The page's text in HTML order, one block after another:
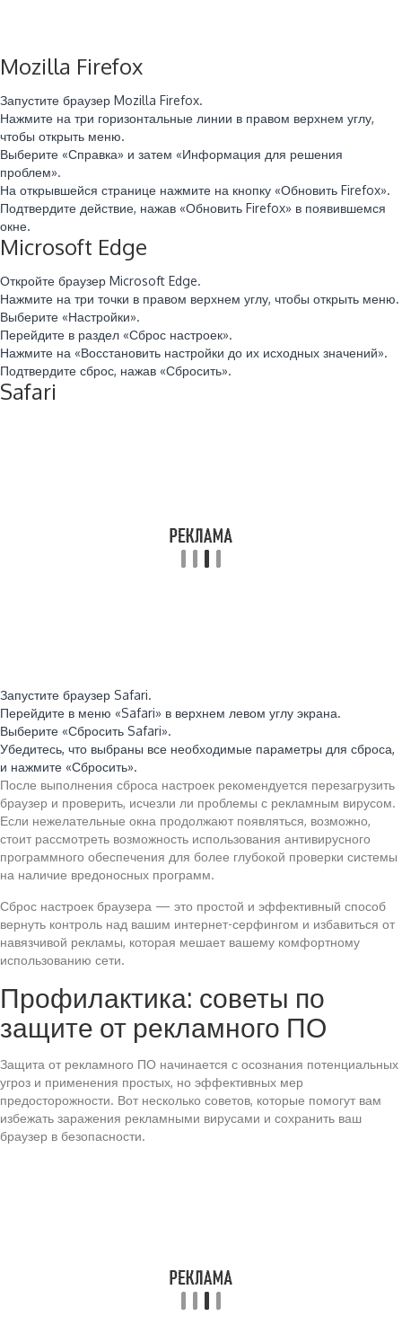
Mozilla Firefox
Запустите браузер Mozilla Firefox.
Нажмите на три горизонтальные линии в правом верхнем углу,
чтобы открыть меню.
Выберите «Справка» и затем «Информация для решения
проблем».
На открывшейся странице нажмите на кнопку «Обновить Firefox».
Подтвердите действие, нажав «Обновить Firefox» в появившемся
окне.
Microsoft Edge
Откройте браузер Microsoft Edge.
Нажмите на три точки в правом верхнем углу, чтобы открыть меню.
Выберите «Настройки».
Перейдите в раздел «Сброс настроек».
Нажмите на «Восстановить настройки до их исходных значений».
Подтвердите сброс, нажав «Сбросить».
Safari
Запустите браузер Safari.
Перейдите в меню «Safari» в верхнем левом углу экрана.
Выберите «Сбросить Safari».
Убедитесь, что выбраны все необходимые параметры для сброса,
и нажмите «Сбросить».
После выполнения сброса настроек рекомендуется перезагрузить
браузер и проверить, исчезли ли проблемы с рекламным вирусом.
Если нежелательные окна продолжают появляться, возможно,
стоит рассмотреть возможность использования антивирусного
программного обеспечения для более глубокой проверки системы
на наличие вредоносных программ.
Сброс настроек браузера — это простой и эффективный способ
вернуть контроль над вашим интернет-серфингом и избавиться от
навязчивой рекламы, которая мешает вашему комфортному
использованию сети.
Профилактика: советы по
защите от рекламного ПО
Защита от рекламного ПО начинается с осознания потенциальных
угроз и применения простых, но эффективных мер
предосторожности. Вот несколько советов, которые помогут вам
избежать заражения рекламными вирусами и сохранить ваш
браузер в безопасности.